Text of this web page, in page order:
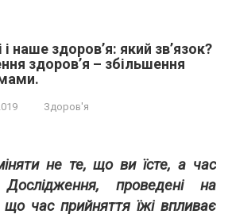
наше здоров’я: який зв’язок?
здоров’я – збільшення
Здоров'я
не те, що ви їсте, а час
проведені на
час прийняття їжі впливає